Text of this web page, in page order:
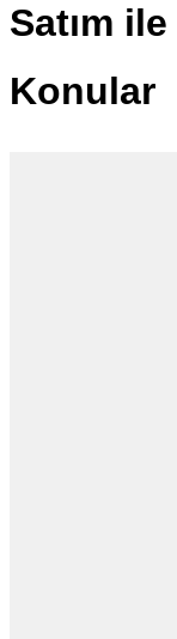
Satım
Konular